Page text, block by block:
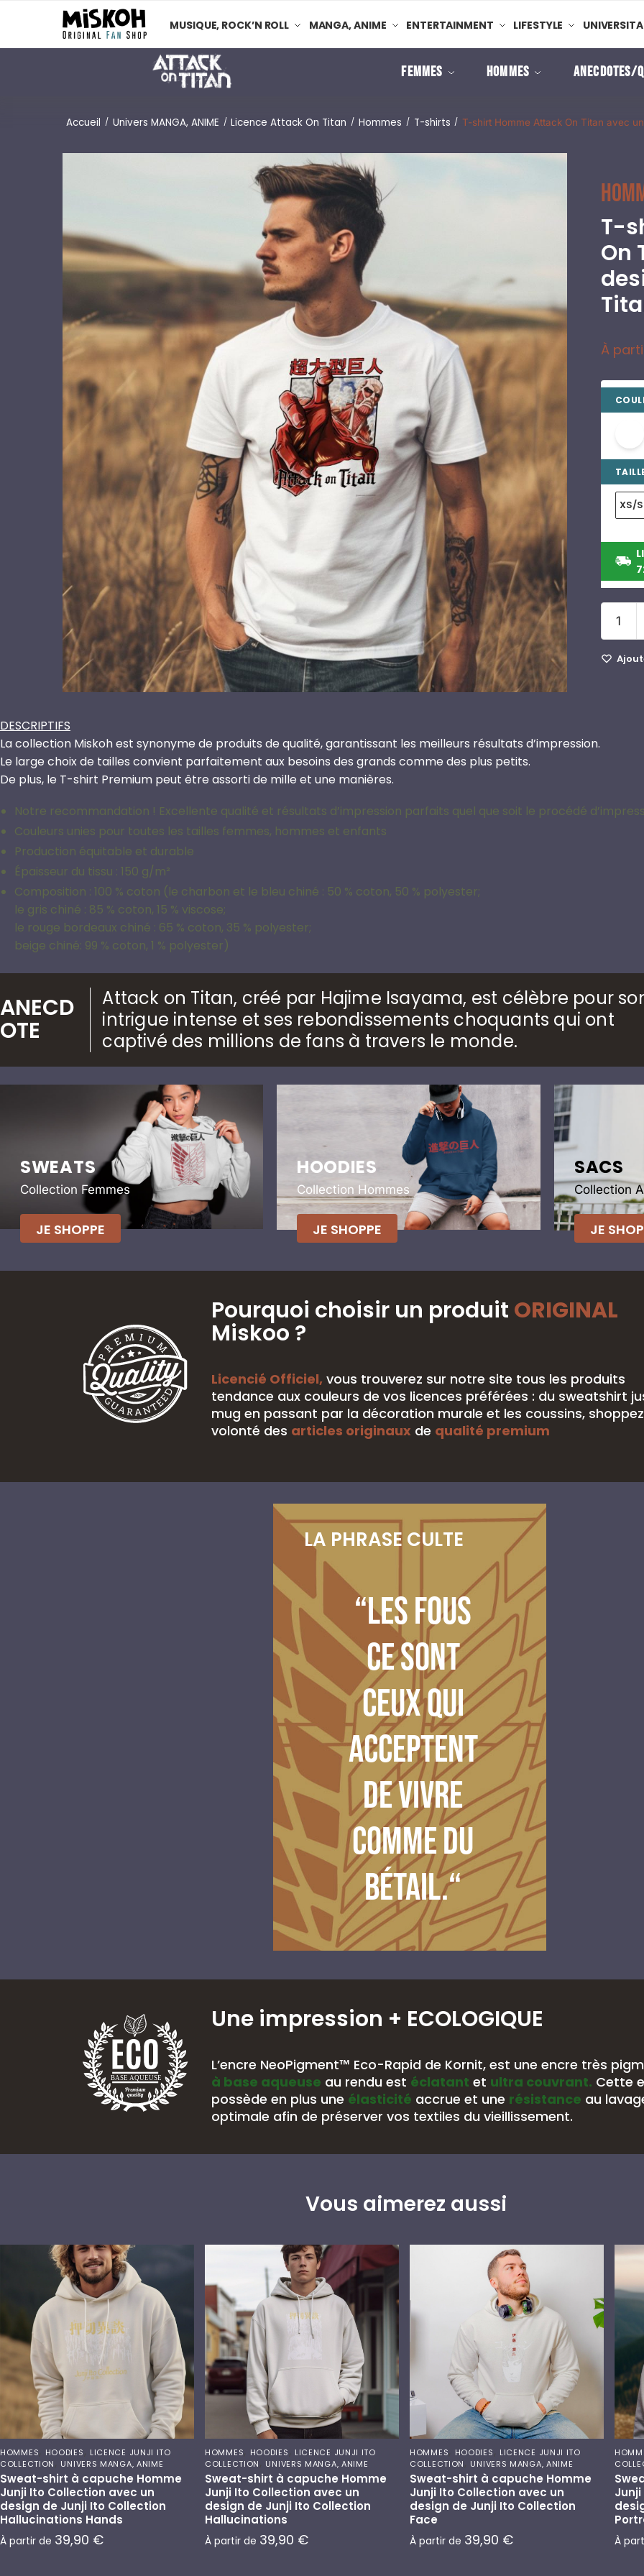
MUSIQUE, ROCK’N ROLL MANGA, ANIME ENTERTAINMENT LIFESTYLE
FEMMES HOMMES ANECDOTES/
Accueil / Univers MANGA, ANIME / Licence Attack On Titan / Hommes / T-shirts / T-shirt Homme Attack On Titan avec
T-
On
À
XS/S
DESCRIPTIFS
La collection Miskoh est synonyme de produits de qualité, garantissant les meilleurs résultats d’impression.
Le large choix de tailles convient parfaitement aux besoins des grands comme des plus petits.
De plus, le T-shirt Premium peut être assorti de mille et une manières.
Notre recommandation ! Excellente qualité et résultats d’impression parfaits quel que soit le procédé
Couleurs unies pour toutes les tailles femmes, hommes et enfants
Production équitable et durable
Épaisseur du tissu : 150 g/m²
Composition : 100 % coton (le charbon et le bleu chiné : 50 % coton, 50 % polyester;
le gris chiné : 85 % coton, 15 % viscose;
le rouge bordeaux chiné : 65 % coton, 35 % polyester;
beige chiné: 99 % coton, 1 % polyester)
ANECD
OTE
Attack on Titan, créé par Hajime Isayama, est célèbre pour
intrigue intense et ses rebondissements choquants qui ont
captivé des millions de fans à travers le monde.
SWEATS
Collection Femmes
JE SHOPPE
HOODIES
Collection Hommes
JE SHOPPE
SACS
Collection
JE
Pourquoi choisir un produit ORIGINAL
Miskoo ?
Licencié Officiel, vous trouverez sur notre site tous les produits
tendance aux couleurs de vos licences préférées : du sweatshirt
mug en passant par la décoration murale et les coussins,
volonté des articles originaux de qualité premium
LA PHRASE CULTE
“Les fous
ce sont
ceux qui
acceptent
de vivre
comme du
bétail.“
BASE AQUEUSE
Une impression + ECOLOGIQUE
L’encre NeoPigment™ Eco-Rapid de Kornit, est une encre très
à base aqueuse au rendu est éclatant et ultra couvrant. Cette
possède en plus une élasticité accrue et une résistance au
optimale afin de préserver vos textiles du vieillissement.
Vous aimerez aussi
HOMMES, HOODIES, LICENCE JUNJI ITO
COLLECTION, UNIVERS MANGA, ANIME
Sweat-shirt à capuche Homme
Junji Ito Collection avec un
design de Junji Ito Collection
Hallucinations Hands
À partir de 39,90 €
HOMMES, HOODIES, LICENCE JUNJI ITO
COLLECTION, UNIVERS MANGA, ANIME
Sweat-shirt à capuche Homme
Junji Ito Collection avec un
design de Junji Ito Collection
Hallucinations
À partir de 39,90 €
HOMMES, HOODIES, LICENCE JUNJI ITO
COLLECTION, UNIVERS MANGA, ANIME
Sweat-shirt à capuche Homme
Junji Ito Collection avec un
design de Junji Ito Collection
Face
À partir de 39,90 € À